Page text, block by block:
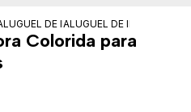
DE IMPRESSORA
ALUGUEL DE
Colorida para